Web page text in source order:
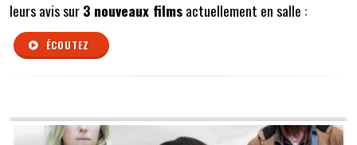
leurs avis sur3 nouveaux filmsactuellement en salle :
ÉCOUTEZ